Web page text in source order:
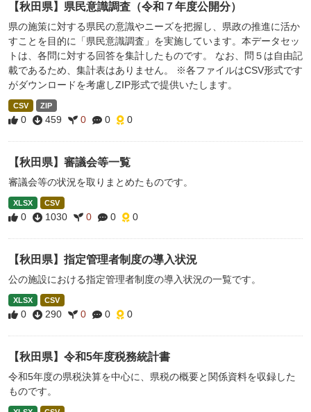
【秋田県】県民意識調査（令和７年度公開分）
県の施策に対する県民の意識やニーズを把握し、県政の推進に活か
すことを目的に「県民意識調査」を実施しています。本データセッ
トは、各問に対する回答を集計したものです。 なお、問５は自由記
載であるため、集計表はありません。 ※各ファイルはCSV形式です
がダウンロードを考慮しZIP形式で提供いたします。
CSV ZIP
0 459 0 0 0
【秋田県】審議会等一覧
審議会等の状況を取りまとめたものです。
XLSX CSV
0 1030 0 0 0
【秋田県】指定管理者制度の導入状況
公の施設における指定管理者制度の導入状況の一覧です。
XLSX CSV
0 290 0 0 0
【秋田県】令和5年度税務統計書
令和5年度の県税決算を中心に、県税の概要と関係資料を収録した
ものです。